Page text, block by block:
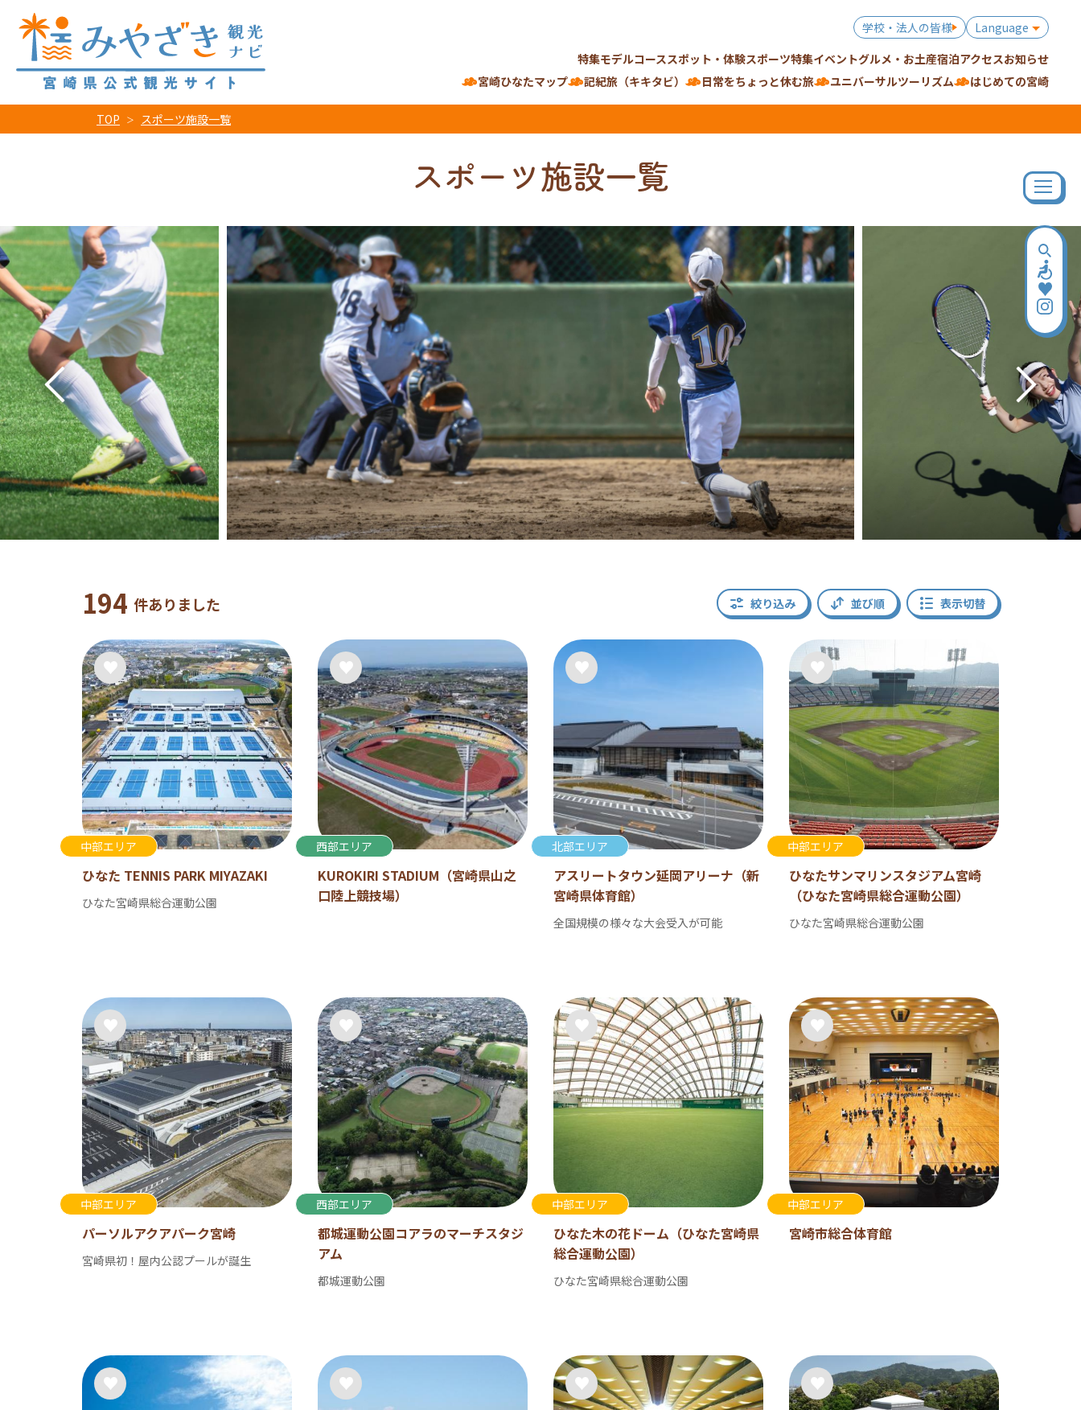
学校・法人の皆様
Language
特集モデルコーススポット・体験スポーツ特集イベントグルメ・お土産宿泊アクセスお知らせ
宮崎ひなたマップ
記紀旅（キキタビ） 日常をちょっと休む旅 ユニバーサルツーリズム はじめての宮崎
TOP スポーツ施設一覧
スポーツ施設一覧
194 件ありました 絞り込み 並び順 表示切替
中部エリア
ひなた TENNIS PARK MIYAZAKI
ひなた宮崎県総合運動公園
西部エリア
KUROKIRI STADIUM（宮崎県山之
口陸上競技場）
北部エリア
アスリートタウン延岡アリーナ（新
宮崎県体育館）
全国規模の様々な大会受入が可能
中部エリア
ひなたサンマリンスタジアム宮崎
（ひなた宮崎県総合運動公園）
ひなた宮崎県総合運動公園
中部エリア
パーソルアクアパーク宮崎
宮崎県初！屋内公認プールが誕生
西部エリア
都城運動公園コアラのマーチスタジ
アム
都城運動公園
中部エリア
ひなた木の花ドーム（ひなた宮崎県
総合運動公園）
ひなた宮崎県総合運動公園
中部エリア
宮崎市総合体育館